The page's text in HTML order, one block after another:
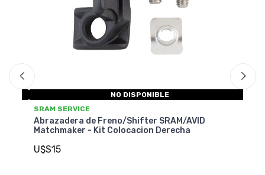
Shifter SRAM/AVID
Colocacion Derecha
Abrazadera de Freno/
Matchmaker - Kit